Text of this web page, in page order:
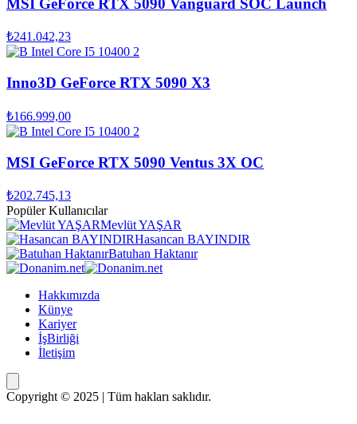
MSI GeForce RTX 5090 Vanguard SOC Launch
₺241.042,23
Inno3D GeForce RTX 5090 X3
₺166.999,00
MSI GeForce RTX 5090 Ventus 3X OC
₺202.745,13
Popüler Kullanıcılar
Mevlüt YAŞAR
Hasancan BAYINDIR
Batuhan Haktanır
Hakkımızda
Künye
Kariyer
İşBirliği
İletişim
Copyright © 2025 | Tüm hakları saklıdır.